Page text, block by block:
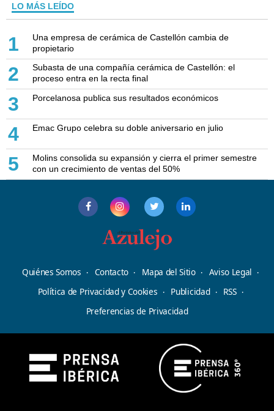
LO MÁS LEÍDO
1
Una empresa de cerámica de Castellón cambia de
propietario
2
Subasta de una compañía cerámica de Castellón: el
proceso entra en la recta final
3 Porcelanosa publica sus resultados económicos
4 Emac Grupo celebra su doble aniversario en julio
5
Molins consolida su expansión y cierra el primer semestre
con un crecimiento de ventas del 50%
Quiénes Somos Contacto Mapa del Sitio
Aviso Legal
Política de Privacidad y Cookies
Publicidad
RSS
Preferencias de Privacidad